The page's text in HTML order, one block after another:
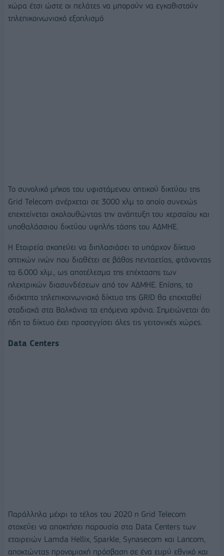
χώρα έτσι ώστε οι πελάτες να μπορούν να εγκαθιστούν
τηλεπικοινωνιακό εξοπλισμό
Το συνολικό μήκος του υφιστάμενου οπτικού δικτύου της
Grid Telecom ανέρχεται σε 3000 χλμ το οποίο συνεχώς
επεκτείνεται ακολουθώντας την ανάπτυξη του χερσαίου και
υποθαλάσσιου δικτύου υψηλής τάσης του ΑΔΜΗΕ.
Η Εταιρεία σκοπεύει να διπλασιάσει το υπάρχον δίκτυο
οπτικών ινών που διαθέτει σε βάθος πενταετίας, φτάνοντας
τα 6.000 χλμ., ως αποτέλεσμα της επέκτασης των
ηλεκτρικών διασυνδέσεων από τον ΑΔΜΗΕ. Επίσης, το
ιδιόκτητο τηλεπικοινωνιακό δίκτυο της GRID θα επεκταθεί
σταδιακά στα Βαλκάνια τα επόμενα χρόνια. Σημειώνεται ότι
ήδη το δίκτυο έχει προσεγγίσει όλες τις γειτονικές χώρες.
Data Centers
Παράλληλα μέχρι το τέλος του 2020 η Grid Telecom
στοχεύει να αποκτήσει παρουσία στα Data Centers των
εταιρειών Lamda Hellix, Sparkle, Synasecom και Lancom,
αποκτώντας προνομιακή πρόσβαση σε ένα ευρύ εθνικό και